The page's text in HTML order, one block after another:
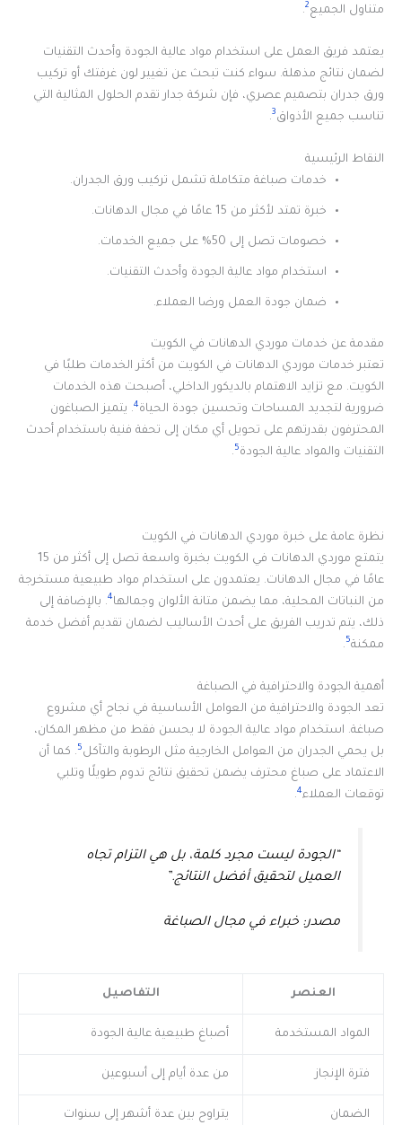
متناول الجميع2
.
يعتمد فريق العمل على استخدام مواد عالية الجودة وأحدث التقنيات
لضمان نتائج مذهلة. سواء كنت تبحث عن تغيير لون غرفتك أو تركيب
ورق جدران بتصميم عصري، فإن شركة جدار تقدم الحلول المثالية التي
تناسب جميع الأذواق3
.
النقاط الرئيسية
خدمات صباغة متكاملة تشمل تركيب ورق الجدران.
خبرة تمتد لأكثر من 15 عامًا في مجال الدهانات.
خصومات تصل إلى 50% على جميع الخدمات.
استخدام مواد عالية الجودة وأحدث التقنيات.
ضمان جودة العمل ورضا العملاء.
مقدمة عن خدمات موردي الدهانات في الكويت
تعتبر خدمات موردي الدهانات في الكويت من أكثر الخدمات طلبًا في
الكويت. مع تزايد الاهتمام بالديكور الداخلي، أصبحت هذه الخدمات
ضرورية لتجديد المساحات وتحسين جودة الحياة4. يتميز الصباغون
المحترفون بقدرتهم على تحويل أي مكان إلى تحفة فنية باستخدام أحدث
التقنيات والمواد عالية الجودة5
.
نظرة عامة على خبرة موردي الدهانات في الكويت
يتمتع موردي الدهانات في الكويت بخبرة واسعة تصل إلى أكثر من 15
عامًا في مجال الدهانات. يعتمدون على استخدام مواد طبيعية مستخرجة
من النباتات المحلية، مما يضمن متانة الألوان وجمالها4. بالإضافة إلى
ذلك، يتم تدريب الفريق على أحدث الأساليب لضمان تقديم أفضل خدمة
ممكنة5
.
أهمية الجودة والاحترافية في الصباغة
تعد الجودة والاحترافية من العوامل الأساسية في نجاح أي مشروع
صباغة. استخدام مواد عالية الجودة لا يحسن فقط من مظهر المكان،
بل يحمي الجدران من العوامل الخارجية مثل الرطوبة والتآكل5. كما أن
الاعتماد على صباغ محترف يضمن تحقيق نتائج تدوم طويلًا وتلبي
توقعات العملاء4
.
“الجودة ليست مجرد كلمة، بل هي التزام تجاه
العميل لتحقيق أفضل النتائج.”
مصدر: خبراء في مجال الصباغة
العنصر التفاصيل
المواد المستخدمة أصباغ طبيعية عالية الجودة
فترة الإنجاز من عدة أيام إلى أسبوعين
الضمان يتراوح بين عدة أشهر إلى سنوات